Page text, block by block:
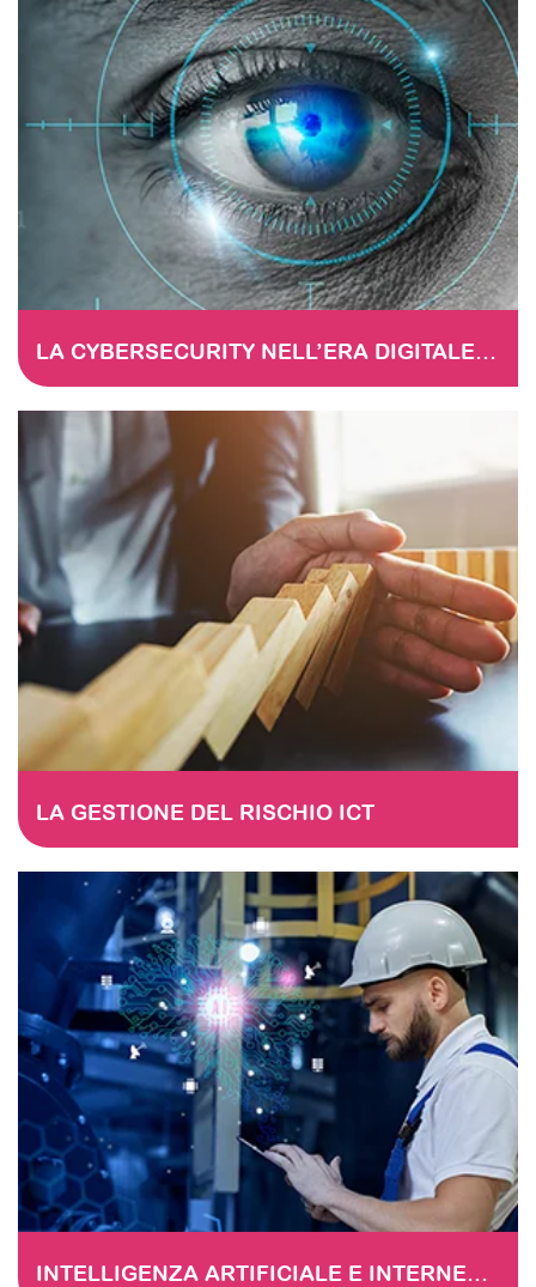
LA CYBERSECURITY NELL’ERA DIGITALE – Duplicate – [#3420]
LA GESTIONE DEL RISCHIO ICT
INTELLIGENZA ARTIFICIALE E INTERNET DELLE COSE RIVOLUZIONANO LA MANUTENZIONE FERROVIARIA